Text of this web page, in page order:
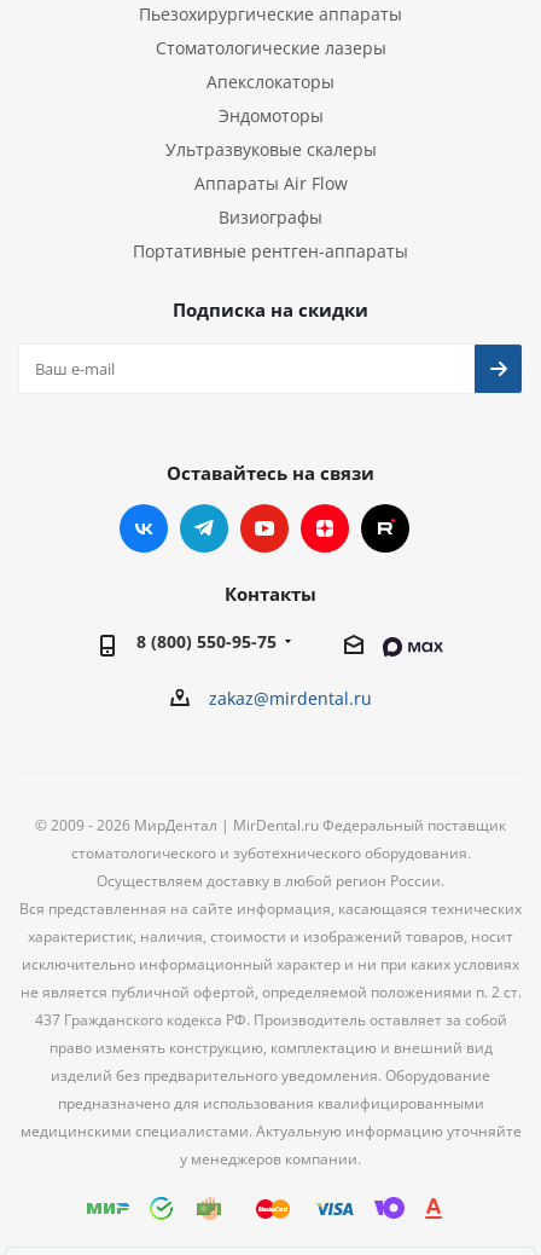
Пьезохирургические аппараты
Стоматологические лазеры
Апекслокаторы
Эндомоторы
Ультразвуковые скалеры
Аппараты Air Flow
Визиографы
Портативные рентген-аппараты
Подписка на скидки
Оставайтесь на связи
Контакты
8 (800) 550-95-75
zakaz@mirdental.ru
© 2009 - 2026 МирДентал | MirDental.ru Федеральный поставщик
стоматологического и зуботехнического оборудования.
Осуществляем доставку в любой регион России.
Вся представленная на сайте информация, касающаяся технических
характеристик, наличия, стоимости и изображений товаров, носит
исключительно информационный характер и ни при каких условиях
не является публичной офертой, определяемой положениями п. 2 ст.
437 Гражданского кодекса РФ. Производитель оставляет за собой
право изменять конструкцию, комплектацию и внешний вид
изделий без предварительного уведомления. Оборудование
предназначено для использования квалифицированными
медицинскими специалистами. Актуальную информацию уточняйте
у менеджеров компании.